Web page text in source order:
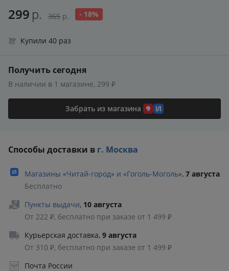
299 р. 365 р. - 18%
Купили 40 раз
Получить сегодня
В наличии в 1 магазине, 299 ₽
Забрать из магазина
Способы доставки в г. Москва
Магазины «Читай‑город» и «Гоголь‑Моголь», 7 августа
Бесплатно
Пункты выдачи, 10 августа
От 222 ₽, бесплатно при заказе от 1 499 ₽
Курьерская доставка, 9 августа
От 310 ₽, бесплатно при заказе от 1 499 ₽
Почта России